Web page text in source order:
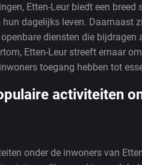
Etten-Leur biedt een
dagelijks leven. Daarnaast
diensten die
Etten-Leur streeft ernaar
toegang hebben tot
activiteiten
onder de inwoners van